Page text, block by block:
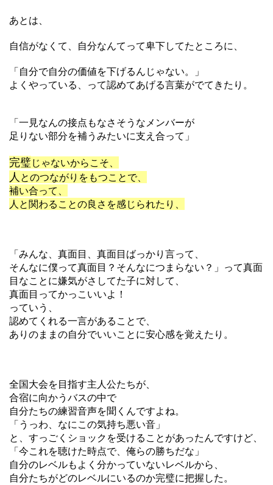
あとは、
自信がなくて、自分なんてって卑下してたところに、
「自分で自分の価値を下げるんじゃない。」
よくやっている、って認めてあげる言葉がでてきたり。
「一見なんの接点もなさそうなメンバーが
足りない部分を補うみたいに支え合って」
完璧じゃないからこそ、
人 とのつながりをもつことで、
補い合って、
人と関わることの良さを感じられたり、
「みんな、真面目、真面目ばっかり言って、
そんなに僕って真面目？そんなにつまらない？」って真面
目なことに嫌気がさしてた子に対して、
真面目ってかっこいいよ！
っていう、
認めてくれる一言があることで、
ありのままの自分でいいことに安心感を覚えたり。
全国大会を目指す主人公たちが、
合宿に向かうバスの中で
自分たちの練習音声を聞くんですよね。
「うっわ、なにこの気持ち悪い音」
と、すっごくショックを受けることがあったんですけど、
「今これを聴けた時点で、俺らの勝ちだな」
自分のレベルもよく分かっていないレベルから、
自分たちがどのレベルにいるのか完璧に把握した。